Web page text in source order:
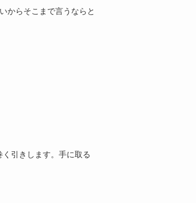
からそこまで言うならと
引きします。手に取る